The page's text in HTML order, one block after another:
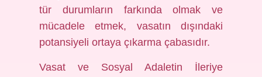
tür durumların farkında olmak ve
mücadele etmek, vasatın dışındaki
potansiyeli ortaya çıkarma çabasıdır.
Vasat ve Sosyal Adaletin İleriye